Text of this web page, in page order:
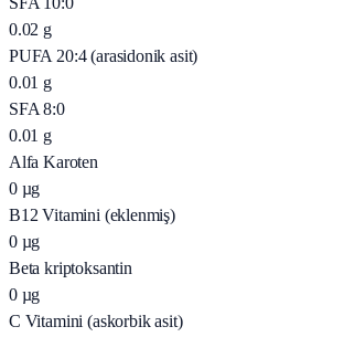
0.02 g
PUFA 20:4 (arasidonik asit)
0.01 g
SFA 8:0
0.01 g
Alfa Karoten
0 µg
B12 Vitamini (eklenmiş)
0 µg
Beta kriptoksantin
0 µg
C Vitamini (askorbik asit)